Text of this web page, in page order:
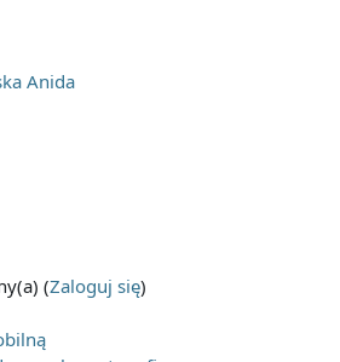
Anida
(Zaloguj się)